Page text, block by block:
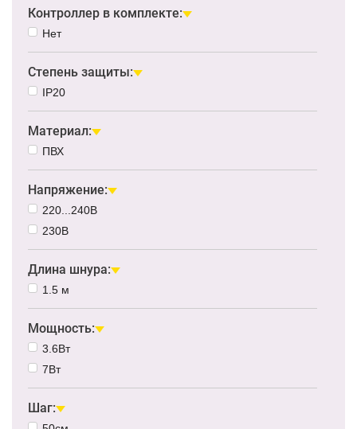
Контроллер в комплекте:
Нет
Степень защиты:
IP20
Материал:
ПВХ
Напряжение:
220...240В
230В
Длина шнура:
1.5 м
Мощность:
3.6Вт
7Вт
Шаг: